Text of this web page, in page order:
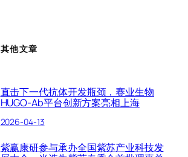
其他文章
直击下一代抗体开发瓶颈，赛业生物
HUGO-Ab平台创新方案亮相上海
2026-04-13
紫赢康研参与承办全国紫苏产业科技发